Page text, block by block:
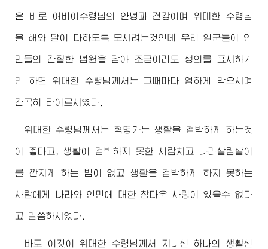
은 바로 어버이 수령님 의 안녕과 건강이며위대한 수령님
을 해와 달이 다하도록 모시려는것인데 우리 일군들이 인
민들의 간절한 념원을 담아 조금이라도 성의를 표시하기
만 하면 위대한 수령님께서 는 그때마다 엄하게 막으시며
간곡히 타이르시였다.
위대한 수령님께서는 혁명가는 생활을 검박하게 하는것
이 좋다고, 생활이 검박하지 못한 사람치고 나라살림살이
를 깐지게 하는 법이 없고 생활을 검박하게 하지 못하는
사람에게 나라와 인민에 대한 참다운 사랑이 있을수 없다
고 말씀하시였다.
바로 이것이위대한 수령님께서 지니신 하나의 생활신